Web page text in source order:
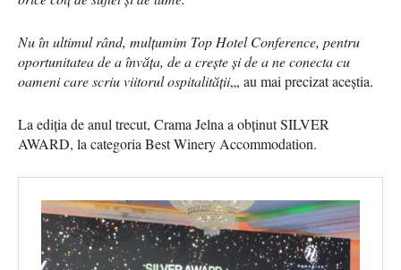
Nu în ultimul rând, mulțumim Top Hotel Conference, pentru
oportunitatea de a învăța, de a crește și de a ne conecta cu
oameni care scriu viitorul ospitalității„, au mai precizat aceștia.
La ediția de anul trecut, Crama Jelna a obținut SILVER
AWARD, la categoria Best Winery Accommodation.